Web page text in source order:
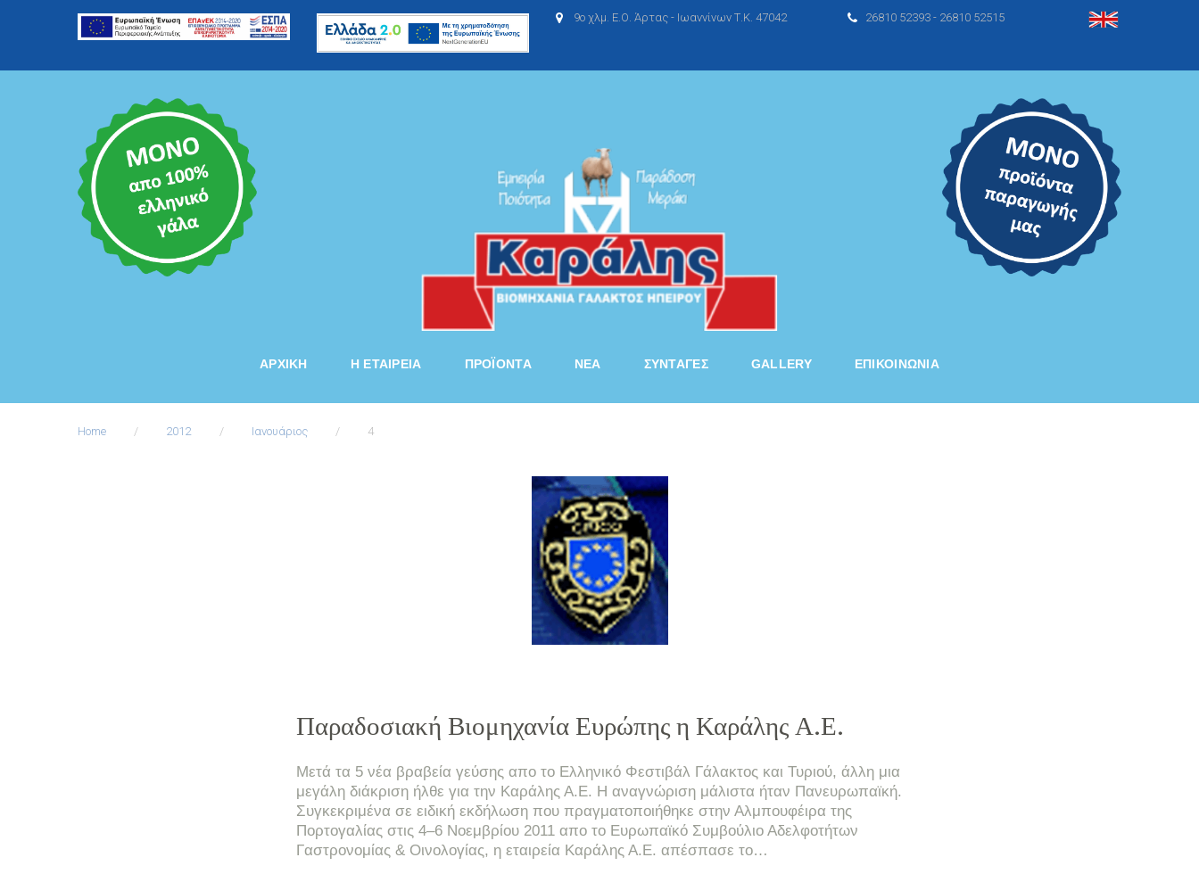
9ο χλμ. Ε.Ο. Άρτας - Ιωαννίνων Τ.Κ. 47042 26810 52393 - 26810 52515
ΑΡΧΙΚΗ Η ΕΤΑΙΡΕΙΑ ΠΡΟΪΟΝΤΑ ΝΈΑ ΣΥΝΤΑΓΈΣ GALLERY ΕΠΙΚΟΙΝΩΝΙΑ
Home / 2012 / Ιανουάριος / 4
Παραδοσιακή Βιομηχανία Ευρώπης η Καράλης Α.Ε.
Μετά τα 5 νέα βραβεία γεύσης απο το Ελληνικό Φεστιβάλ Γάλακτος και Τυριού, άλλη μια
μεγάλη διάκριση ήλθε για την Καράλης Α.Ε. Η αναγνώριση μάλιστα ήταν Πανευρωπαϊκή.
Συγκεκριμένα σε ειδική εκδήλωση που πραγματοποιήθηκε στην Αλμπουφέιρα της
Πορτογαλίας στις 4–6 Νοεμβρίου 2011 απο το Ευρωπαϊκό Συμβούλιο Αδελφοτήτων
Γαστρονομίας & Οινολογίας, η εταιρεία Καράλης Α.Ε. απέσπασε το…